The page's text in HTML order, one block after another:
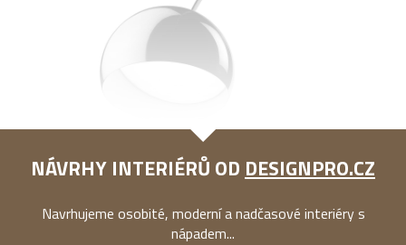
NÁVRHY INTERIÉRŮ OD DESIGNPRO.CZ
Navrhujeme osobité, moderní a nadčasové interiéry s
nápadem...